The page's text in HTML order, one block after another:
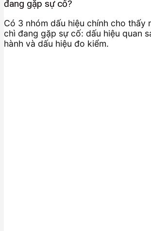
đang gặp sự cố?
Có 3 nhóm dấu hiệu chính cho thấy
chì đang gặp sự cố: dấu hiệu quan
hành và dấu hiệu đo kiểm.